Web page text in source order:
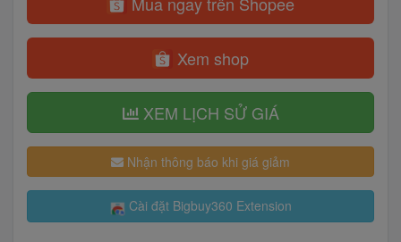
Xem shop
XEM LỊCH SỬ GIÁ
Nhận thông báo khi giá giảm
Cài đặt Bigbuy360 Extension